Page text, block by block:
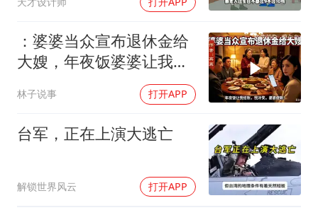
：婆婆当众宣布退休金给
大嫂，年夜饭婆婆让我结
账，我冷笑，婆婆傻眼
林子说事 打开APP
台军，正在上演大逃亡
解锁世界风云 打开APP